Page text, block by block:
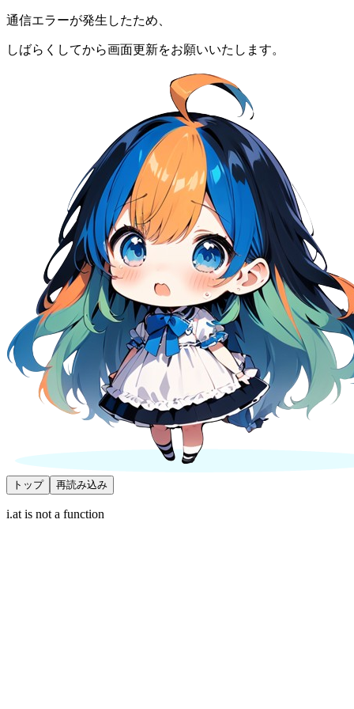
通信エラーが発生したため、
しばらくしてから画面更新をお願いいたします。
トップ 再読み込み
i.at is not a function